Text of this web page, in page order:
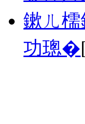
鏉ㄦ
功璁�